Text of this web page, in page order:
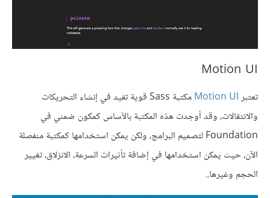
Motion UI
تعتبرMotion UI
مكتبة Sass قوية تفيد في إنشاء التحريكات
والانتقالات، وقد أوجدت هذه المكتبة بالأساس كمكون ضمني في
Foundation لتصميم البرامج، ولكن يمكن استخدامها كمكتبة منفصلة
الآن، حيث يمكن استخدامها في إضافة تأثيرات السرعة، الانزلاق، تغيير
الحجم وغيرها..